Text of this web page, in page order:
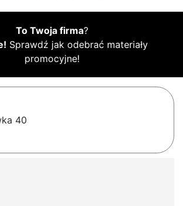
To Twoja firma?
Sprawdź jak odebrać materiały
promocyjne!
40